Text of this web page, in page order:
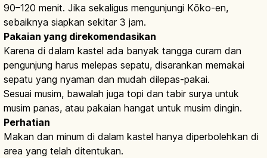
90–120 menit. Jika sekaligus mengunjungi Kōko-en,
sebaiknya siapkan sekitar 3 jam.
Pakaian yang direkomendasikan
Karena di dalam kastel ada banyak tangga curam dan
pengunjung harus melepas sepatu, disarankan memakai
sepatu yang nyaman dan mudah dilepas-pakai.
Sesuai musim, bawalah juga topi dan tabir surya untuk
musim panas, atau pakaian hangat untuk musim dingin.
Perhatian
Makan dan minum di dalam kastel hanya diperbolehkan di
area yang telah ditentukan.